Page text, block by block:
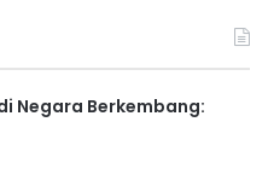
Negara Berkembang: